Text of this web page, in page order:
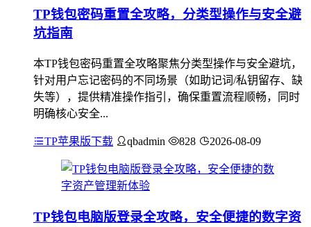
TP钱包密码重置全攻略，分类型操作与安全避
坑指南
本TP钱包密码重置全攻略聚焦分类型操作与安全避坑，
针对用户忘记密码的不同场景（如助记词/私钥留存、缺
失等），提供精准操作指引，确保重置流程顺畅，同时
明确核心安全...
TP苹果版下载 qbadmin 828 2026-08-09
TP钱包电脑版登录全攻略，安全便捷的数字资